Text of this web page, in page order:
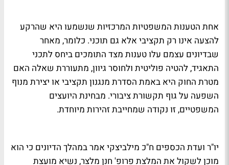
אחת הטענות המשפטיות המרכזיות שנשמעו היא שהרקע
להצעה אינו רק תקציבי אלא גם תוכני. כלומר, מאחר
שבדיונים עצמם עלו טענות מצד התומכים ביחס לתכני
התאגיד, להטיה פוליטית ולחוסר גיוון, מתעוררת שאלה האם
מטרת החוק היא באמת הסדרת מנגנון תקציבי או יצירת מנוף
השפעה על גוף תקשורת ציבורי. מבחינת היועצים
המשפטיים, זו נקודה שמחייבת זהירות מיוחדת.
יו"ר ועדת הכספים ח"כ מילביצקי אמר במהלך הדיונים כי הוא
מוכן לשקול את המלצת פרופ' חנן מלצר, נשיא מועצת